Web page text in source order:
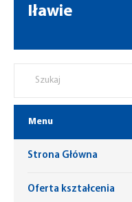
Iławie
Menu
Strona Główna
Oferta kształcenia